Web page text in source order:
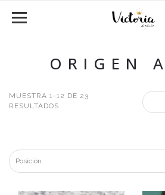
ORIGEN
MUESTRA 1-12 DE 23
RESULTADOS